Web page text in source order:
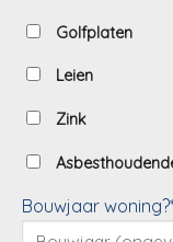
Golfplaten
Leien
Zink
Bouwjaar